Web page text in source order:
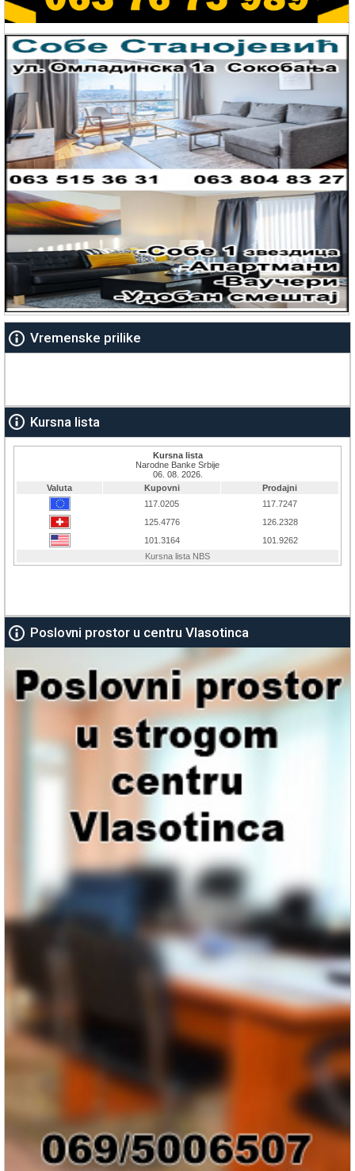
Vremenske prilike
Kursna lista
Poslovni prostor u centru Vlasotinca